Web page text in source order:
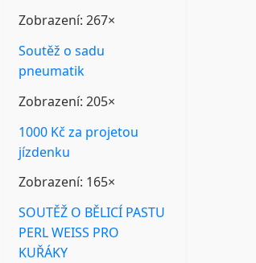
Zobrazení: 267×
Soutěž o sadu
pneumatik
Zobrazení: 205×
1000 Kč za projetou
jízdenku
Zobrazení: 165×
SOUTĚŽ O BĚLICÍ PASTU
PERL WEISS PRO
KUŘÁKY